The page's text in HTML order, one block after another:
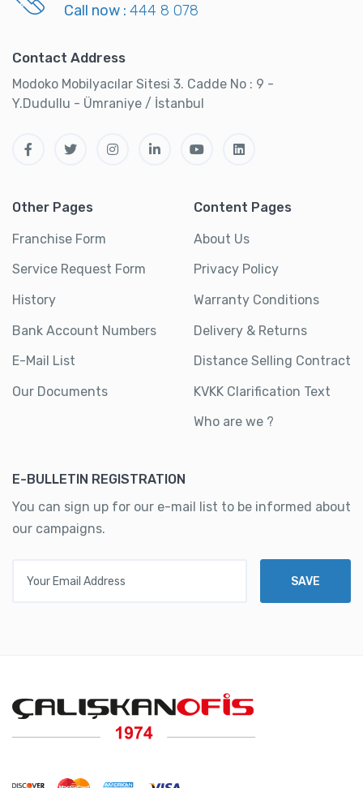
Call now : 444 8 078
Contact Address
Modoko Mobilyacılar Sitesi 3. Cadde No : 9 -
Y.Dudullu - Ümraniye / İstanbul
Other Pages
Franchise Form
Service Request Form
History
Bank Account Numbers
E-Mail List
Our Documents
Content Pages
About Us
Privacy Policy
Warranty Conditions
Delivery & Returns
Distance Selling Contract
KVKK Clarification Text
Who are we ?
E-BULLETIN REGISTRATION
You can sign up for our e-mail list to be informed about
our campaigns.
SAVE